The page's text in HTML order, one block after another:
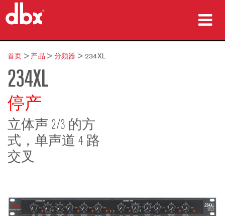
产品
案例研究
哪里购买
培训
支持
语言/地区
首页 >产品 > 分频器 > 234XL
234XL
停产
立体声 2/3 的方
式，单声道 4 路
交叉